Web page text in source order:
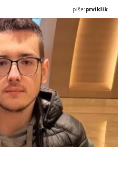
piše:prviklik